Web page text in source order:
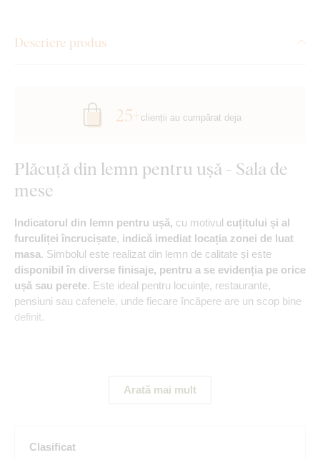
Descriere produs
Plăcuță din lemn pentru ușă - Sala de
mese
Indicatorul din lemn pentru ușă, cu motivul cuțitului și al
furculiței încrucișate, indică imediat locația zonei de luat
masa. Simbolul este realizat din lemn de calitate și este
disponibil în diverse finisaje, pentru a se evidenția pe orice
ușă sau perete. Este ideal pentru locuințe, restaurante,
pensiuni sau cafenele, unde fiecare încăpere are un scop bine
definit.
Arată mai mult
25+ clienții au cumpărat deja
Clasificat